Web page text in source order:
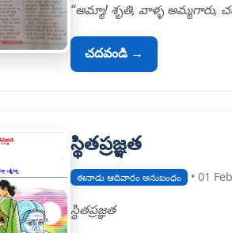
“అమ్మా! శృతి, వాళ్ళ అమ్మగారు,
చదవండి →
స్థితప్రజ్ఞత
ఈనాడు ఆదివారం అనుబంధం • 01
స్థితప్రజ్ఞత